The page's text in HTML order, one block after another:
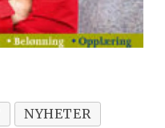
NYHETER